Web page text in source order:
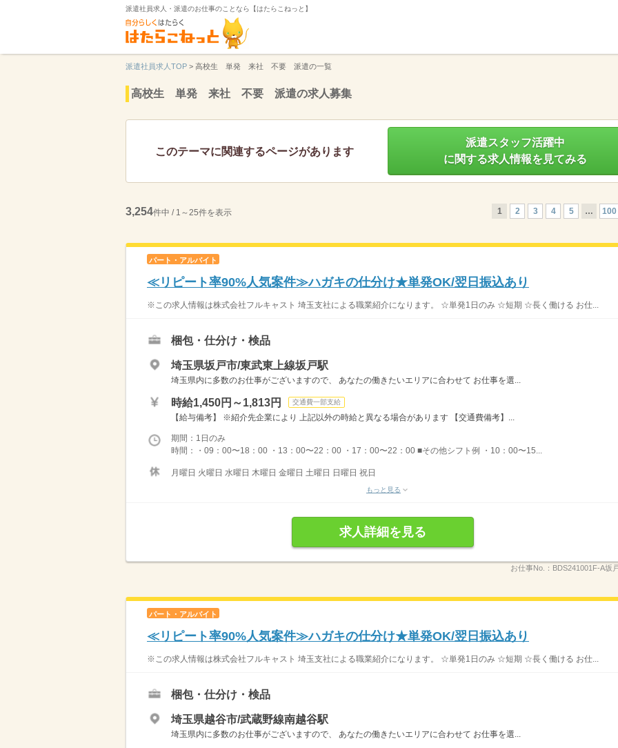
派遣社員求人・派遣のお仕事のことなら【はたらこねっと】
派遣社員求人TOP > 高校生 単発 来社 不要 派遣の一覧
高校生 単発 来社 不要 派遣の求人募集
このテーマに関連するページがあります
派遣スタッフ活躍中
に関する求人情報を見てみる
3,254件中 / 1～25件を表示 1 2 3 4 5 … 100
パート・アルバイト
≪リピート率90%人気案件≫ハガキの仕分け★単発OK/翌日振込あり
※この求人情報は株式会社フルキャスト 埼玉支社による職業紹介になります。 ☆単発1日のみ ☆短期 ☆長く働ける お仕...
梱包・仕分け・検品
埼玉県坂戸市/東武東上線坂戸駅
埼玉県内に多数のお仕事がございますので、 あなたの働きたいエリアに合わせて お仕事を選...
時給1,450円～1,813円 交通費一部支給
【給与備考】 ※紹介先企業により 上記以外の時給と異なる場合があります 【交通費備考】...
期間：1日のみ
時間：・09：00〜18：00 ・13：00〜22：00 ・17：00〜22：00 ■その他シフト例 ・10：00〜15...
月曜日 火曜日 水曜日 木曜日 金曜日 土曜日 日曜日 祝日
もっと見る
求人詳細を見る
お仕事No.： BDS241001F-A坂
パート・アルバイト
≪リピート率90%人気案件≫ハガキの仕分け★単発OK/翌日振込あり
※この求人情報は株式会社フルキャスト 埼玉支社による職業紹介になります。 ☆単発1日のみ ☆短期 ☆長く働ける お仕...
梱包・仕分け・検品
埼玉県越谷市/武蔵野線南越谷駅
埼玉県内に多数のお仕事がございますので、 あなたの働きたいエリアに合わせて お仕事を選...